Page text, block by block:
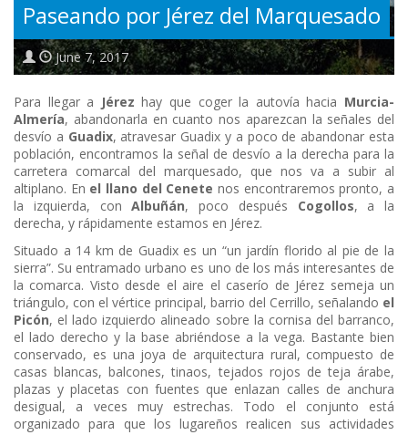
Paseando por Jérez del Marquesado
June 7, 2017
Para llegar a Jérezhay que coger la autovía hacia Murcia-
Almería, abandonarla en cuanto nos aparezcan la señales del
desvío a Guadix, atravesar Guadix y a poco de abandonar esta
población, encontramos la señal de desvío a la derecha para la
carretera comarcal del marquesado, que nos va a subir al
altiplano. En el llano del Cenete nos encontraremos pronto, a
la izquierda, conAlbuñán, poco después Cogollos, a la
derecha, y rápidamente estamos en Jérez.
Situado a 14 km de Guadix es un “un jardín florido al pie de la
sierra”. Su entramado urbano es uno de los más interesantes de
la comarca. Visto desde el aire el caserío de Jérez semeja un
triángulo, con el vértice principal, barrio del Cerrillo, señalando el
Picón, el lado izquierdo alineado sobre la cornisa del barranco,
el lado derecho y la base abriéndose a la vega. Bastante bien
conservado, es una joya de arquitectura rural, compuesto de
casas blancas, balcones, tinaos, tejados rojos de teja árabe,
plazas y placetas con fuentes que enlazan calles de anchura
desigual, a veces muy estrechas. Todo el conjunto está
organizado para que los lugareños realicen sus actividades